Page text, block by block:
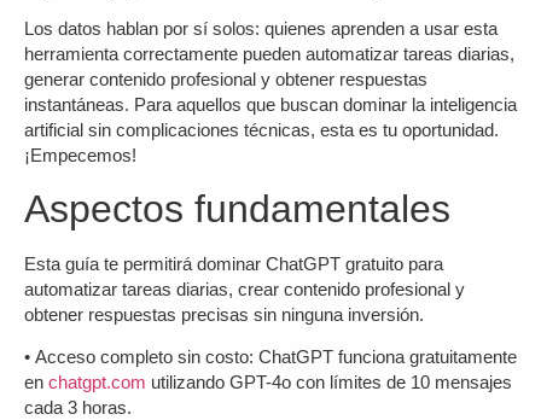
Los datos hablan por sí solos: quienes aprenden a usar esta
herramienta correctamente pueden automatizar tareas diarias,
generar contenido profesional y obtener respuestas
instantáneas. Para aquellos que buscan dominar la inteligencia
artificial sin complicaciones técnicas, esta es tu oportunidad.
¡Empecemos!
Aspectos fundamentales
Esta guía te permitirá dominar ChatGPT gratuito para
automatizar tareas diarias, crear contenido profesional y
obtener respuestas precisas sin ninguna inversión.
• Acceso completo sin costo: ChatGPT funciona gratuitamente
en chatgpt.com utilizando GPT-4o con límites de 10 mensajes
cada 3 horas.